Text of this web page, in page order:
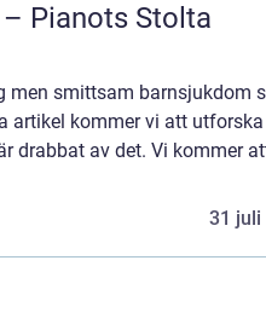
Pianots Stolta
men smittsam barnsjukdom
artikel kommer vi att
drabbat av det. Vi kommer
31 juli